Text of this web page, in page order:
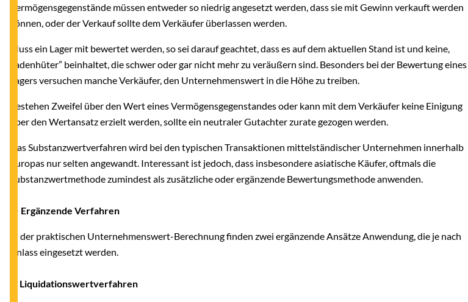
Vermögensgegenstände müssen entweder so niedrig angesetzt werden, dass sie mit Gewinn verkauft werden
können, oder der Verkauf sollte dem Verkäufer überlassen werden.
Muss ein Lager mit bewertet werden, so sei darauf geachtet, dass es auf dem aktuellen Stand ist und keine,
Ladenhüter” beinhaltet, die schwer oder gar nicht mehr zu veräußern sind. Besonders bei der Bewertung eines
Lagers versuchen manche Verkäufer, den Unternehmenswert in die Höhe zu treiben.
Bestehen Zweifel über den Wert eines Vermögensgegenstandes oder kann mit dem Verkäufer keine Einigung
über den Wertansatz erzielt werden, sollte ein neutraler Gutachter zurate gezogen werden.
Das Substanzwertverfahren wird bei den typischen Transaktionen mittelständischer Unternehmen innerhalb
Europas nur selten angewandt. Interessant ist jedoch, dass insbesondere asiatische Käufer, oftmals die
Substanzwertmethode zumindest als zusätzliche oder ergänzende Bewertungsmethode anwenden.
● Ergänzende Verfahren
In der praktischen Unternehmenswert-Berechnung finden zwei ergänzende Ansätze Anwendung, die je nach
Anlass eingesetzt werden.
a) Liquidationswertverfahren